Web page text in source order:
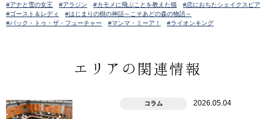
#アナと雪の女王 #アラジン #カモメに飛ぶことを教えた猫
#恋におちたシェイクスピア
#ゴースト＆レディ
#はじまりの樹の神話～こそあどの森の物語～
#バック・トゥ・ザ・フューチャー
#マンマ・ミーア！ #ライオンキング
エリアの関連情報
コラム 2026.05.04